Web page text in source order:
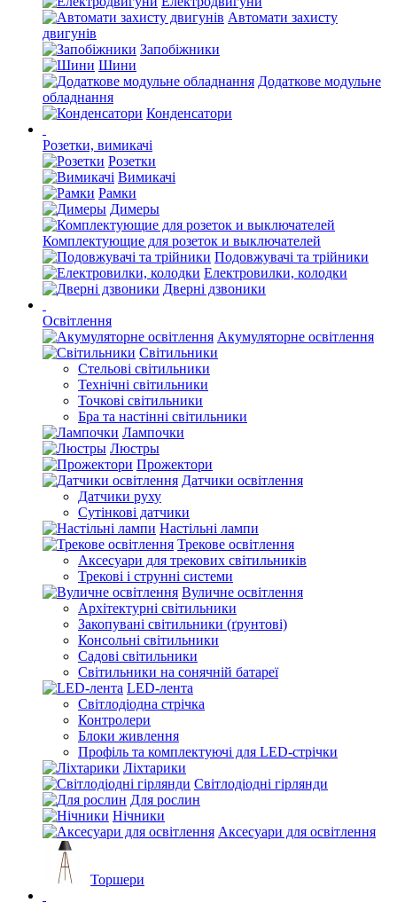
Автомати захисту
двигунів
Запобіжники
Шини
Додаткове модульне
обладнання
Конденсатори
Розетки, вимикачі
Розетки
Вимикачі
Рамки
Димеры
Комплектующие для розеток и выключателей
Подовжувачі та трійники
Електровилки, колодки
Дверні дзвоники
Освітлення
Акумуляторне освітлення
Світильники
Стельові світильники
Технічні світильники
Точкові світильники
Бра та настінні світильники
Лампочки
Люстры
Прожектори
Датчики освітлення
Датчики руху
Сутінкові датчики
Настільні лампи
Трекове освітлення
Аксесуари для трекових світильників
Трекові і струнні системи
Вуличне освітлення
Архітектурні світильники
Закопувані світильники (ґрунтові)
Консольні світильники
Садові світильники
Світильники на сонячній батареї
LED-лента
Світлодіодна стрічка
Контролери
Блоки живлення
Профіль та комплектуючі для LED-стрічки
Ліхтарики
Світлодіодні гірлянди
Для рослин
Нічники
Аксесуари для освітлення
Торшери